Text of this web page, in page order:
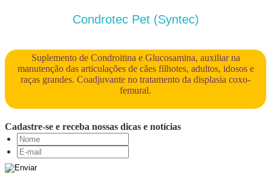
Condrotec Pet (Syntec)
Suplemento de Condroitina e Glucosamina, auxiliar na
manutenção das articulações de cães filhotes, adultos, idosos e
raças grandes. Coadjuvante no tratamento da displasia coxo-
femural.
Cadastre-se e receba nossas dicas e notícias